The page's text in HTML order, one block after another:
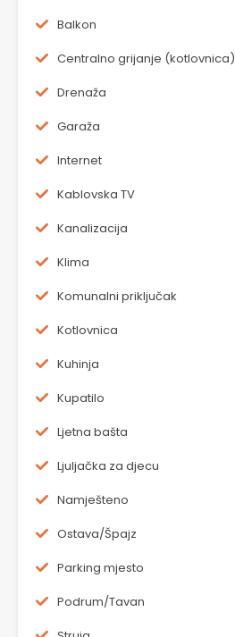
Balkon
Centralno grijanje (kotlovnica)
Drenaža
Garaža
Internet
Kablovska TV
Kanalizacija
Klima
Komunalni priključak
Kotlovnica
Kuhinja
Kupatilo
Ljetna bašta
Ljuljačka za djecu
Namješteno
Ostava/Špajz
Parking mjesto
Podrum/Tavan